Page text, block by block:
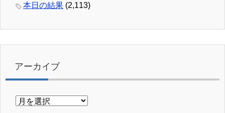
本日の結果 (2,113)
アーカイブ
ア